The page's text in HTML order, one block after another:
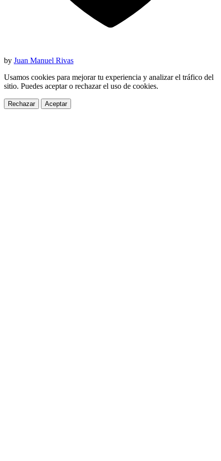
by Juan Manuel Rivas
Usamos cookies para mejorar tu experiencia y analizar el tráfico del
sitio. Puedes aceptar o rechazar el uso de cookies.
Rechazar Aceptar